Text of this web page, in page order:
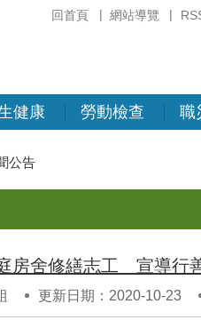
回首頁 網站導覽
健康 勞動檢查 職
公告
房舍修繕志工 宣導行
更新日期：2020-10-23